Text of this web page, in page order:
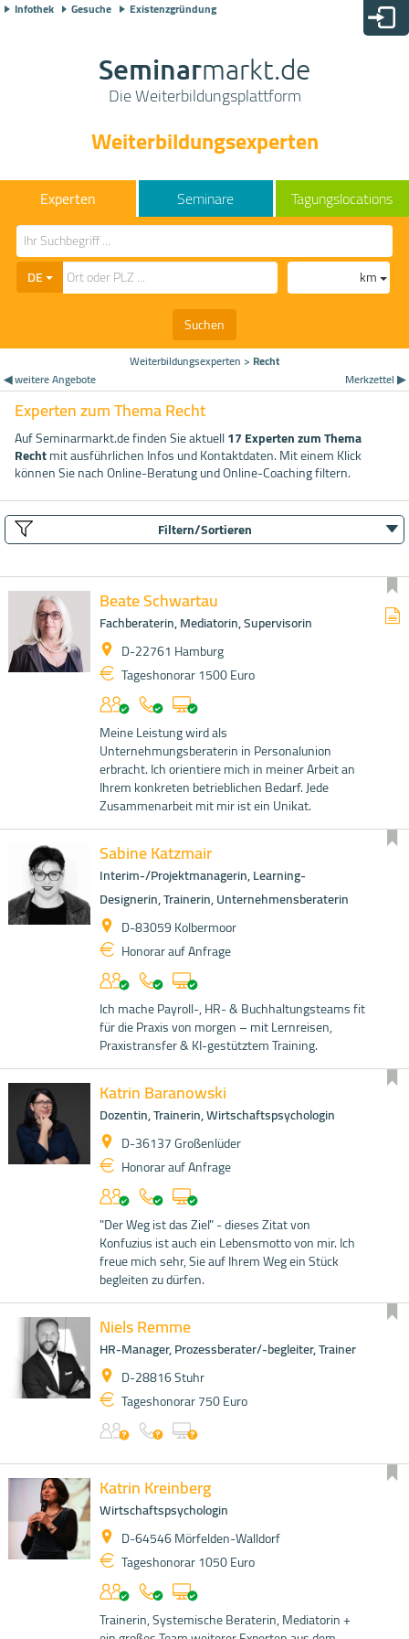
Infothek Gesuche Existenzgründung
Seminarmarkt.de
Die Weiterbildungsplattform
Weiterbildungsexperten
Seminare Tagungslocations
DE
km
Suchen
Weiterbildungsexperten > Recht
◀ weitere Angebote
Merkzettel ▶
Experten zum Thema Recht
Auf Seminarmarkt.de finden Sie aktuell17 Experten zum Thema
Rechtmit ausführlichen Infos und Kontaktdaten. Mit einem Klick
können Sie nach Online-Beratung und Online-Coaching filtern.
Filtern/Sortieren
Beate Schwartau
Fachberaterin, Mediatorin, Supervisorin
D-22761 Hamburg
Tageshonorar 1500 Euro
Meine Leistung wird als
Unternehmungsberaterin in Personalunion
erbracht. Ich orientiere mich in meiner Arbeit an
Ihrem konkreten betrieblichen Bedarf. Jede
Zusammenarbeit mit mir ist ein Unikat.
Sabine Katzmair
Interim-/Projektmanagerin, Learning-
Designerin, Trainerin, Unternehmensberaterin
D-83059 Kolbermoor
Honorar auf Anfrage
Ich mache Payroll-, HR- & Buchhaltungsteams fit
für die Praxis von morgen – mit Lernreisen,
Praxistransfer & KI-gestütztem Training.
Katrin Baranowski
Dozentin, Trainerin, Wirtschaftspsychologin
D-36137 Großenlüder
Honorar auf Anfrage
"Der Weg ist das Ziel" - dieses Zitat von
Konfuzius ist auch ein Lebensmotto von mir. Ich
freue mich sehr, Sie auf Ihrem Weg ein Stück
begleiten zu dürfen.
Niels Remme
HR-Manager, Prozessberater/-begleiter, Trainer
D-28816 Stuhr
Tageshonorar 750 Euro
Katrin Kreinberg
Wirtschaftspsychologin
D-64546 Mörfelden-Walldorf
Tageshonorar 1050 Euro
Trainerin, Systemische Beraterin, Mediatorin +